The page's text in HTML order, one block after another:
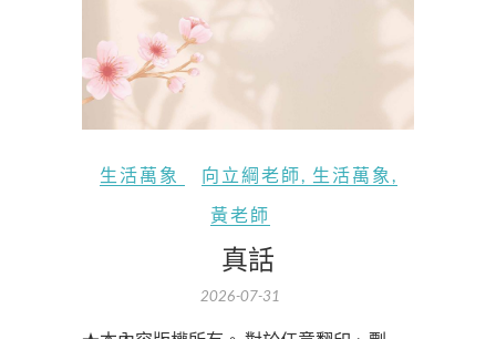
生活萬象 向立綱老師, 生活萬象 ,
黃老師
真話
2026-07-31